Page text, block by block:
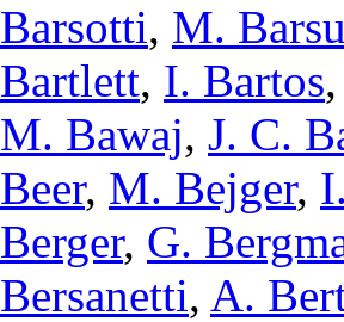
Barsotti, M.
Bartlett, I. Bartos
M. Bawaj, J. C.
Beer, M. Bejger,
Berger, G.
Bersanetti, A.